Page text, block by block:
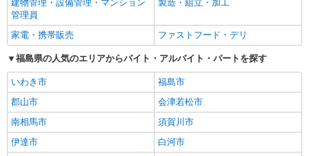
建物管理・設備管理・マンション
管理員
製造・組立・加工
家電・携帯販売 ファストフード・デリ
福島県の人気のエリアからバイト・アルバイト・パートを探す
いわき市
福島市
郡山市
会津若松市
南相馬市
須賀川市
伊達市
白河市